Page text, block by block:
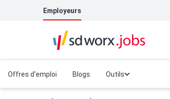
Employeurs
Offres d'emploi Blogs Outils